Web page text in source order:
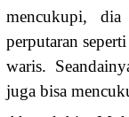
mencukupi, dia
perputaran
waris.
juga bisa